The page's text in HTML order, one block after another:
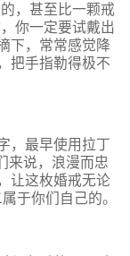
，甚至比一颗戒
你一定要试戴出
下，常常感觉降
把手指勒得极不
，最早使用拉丁
来说，浪漫而忠
让这枚婚戒无论
于你们自己的。